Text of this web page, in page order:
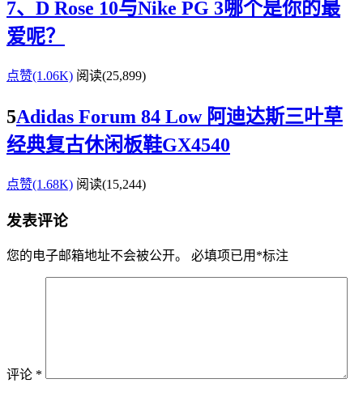
7、D Rose 10与Nike PG 3哪个是你的最
爱呢？
点赞(1.06K) 阅读(25,899)
5Adidas Forum 84 Low 阿迪达斯三叶草
经典复古休闲板鞋GX4540
点赞(1.68K) 阅读(15,244)
发表评论
您的电子邮箱地址不会被公开。 必填项已用 *标注
评论 *